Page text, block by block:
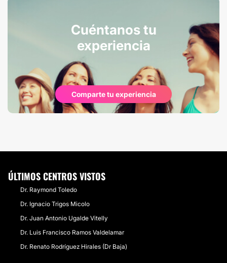
Cuéntanos tu
experiencia
Comparte tu experiencia
ÚLTIMOS CENTROS VISTOS
Dr. Raymond Toledo
Dr. Ignacio Trigos Micolo
Dr. Juan Antonio Ugalde Vitelly
Dr. Luis Francisco Ramos Valdelamar
Dr. Renato Rodríguez Hirales (Dr Baja)